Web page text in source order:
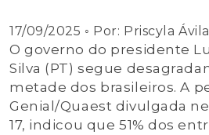
17/09/2025 ◦ Por: Priscyla Ávila
O governo do presidente
Silva (PT) segue
metade dos brasileiros. A
Genial/Quaest divulgada
17, indicou que 51% dos